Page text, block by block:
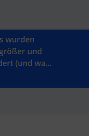
wurden
und
(und wa...